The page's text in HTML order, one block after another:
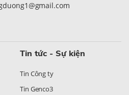
Tin tức - Sự kiện
Tin Công ty
Tin Genco3